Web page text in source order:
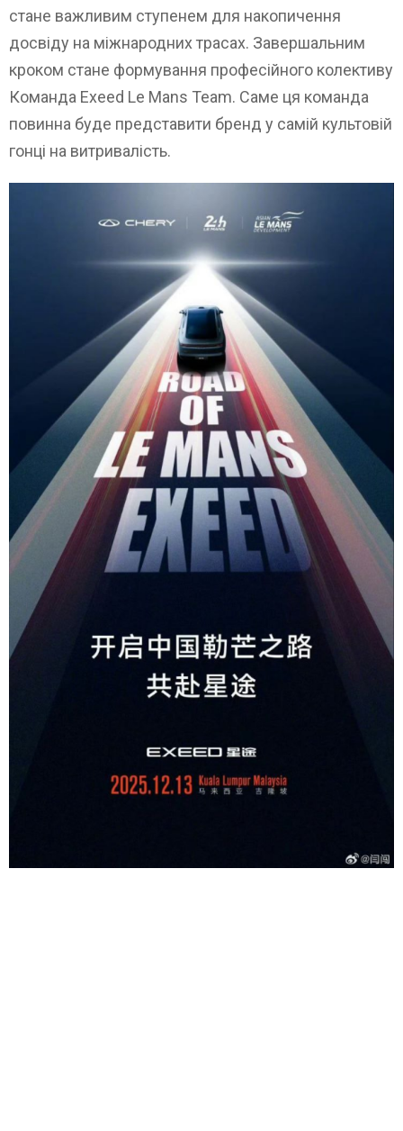
стане важливим ступенем для накопичення
досвіду на міжнародних трасах. Завершальним
кроком стане формування професійного колективу
Команда Exeed Le Mans Team. Саме ця команда
повинна буде представити бренд у самій культовій
гонці на витривалість.